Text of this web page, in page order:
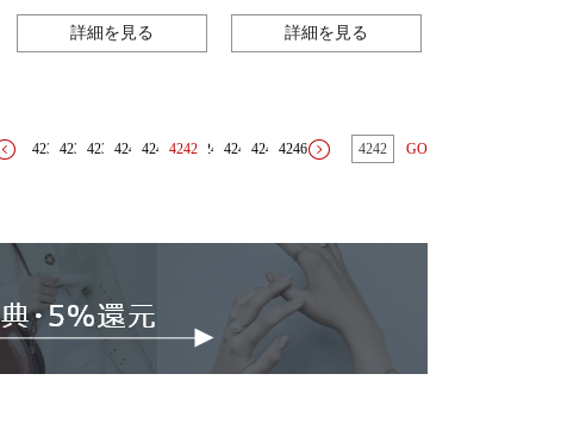
詳細を見る 詳細を見る
4237423842394240424142424243424442454246 GO